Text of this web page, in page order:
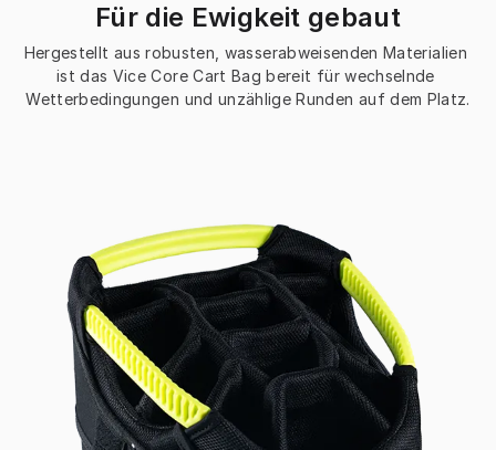
Für die Ewigkeit gebaut
Hergestellt aus robusten, wasserabweisenden Materialien
ist das Vice Core Cart Bag bereit für wechselnde
Wetterbedingungen und unzählige Runden auf dem Platz.